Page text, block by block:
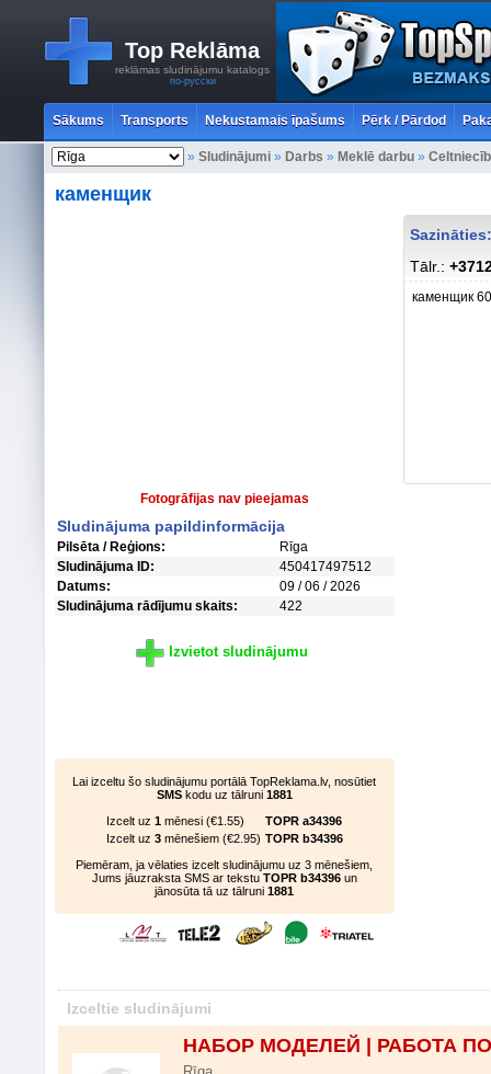
Top Reklāma
reklāmas sludinājumu katalogs
по-русски
Sākums Transports Nekustamais īpašums Pērk / Pārdod
» Sludinājumi » Darbs » Meklē darbu »
каменщик
Fotogrāfijas nav pieejamas
Sludinājuma papildinformācija
Pilsēta / Reģions:
Rīga
Sludinājuma ID:
450417497512
Datums:
09 / 06 / 2026
Sludinājuma rādījumu skaits:
422
Izvietot sludinājumu
Lai izceltu šo sludinājumu portālā TopReklama.lv, nosūtiet
SMS kodu uz tālruni 1881
Izcelt uz 1 mēnesi (€1.55)
TOPR a34396
Izcelt uz 3 mēnešiem (€2.95) TOPR b34396
Piemēram, ja vēlaties izcelt sludinājumu uz 3 mēnešiem,
Jums jāuzraksta SMS ar tekstu TOPR b34396 un
jānosūta tā uz tālruni1881
Tālr.:
каменщик
Izceltie sludinājumi
НАБОР МОДЕЛЕЙ | РАБОТА